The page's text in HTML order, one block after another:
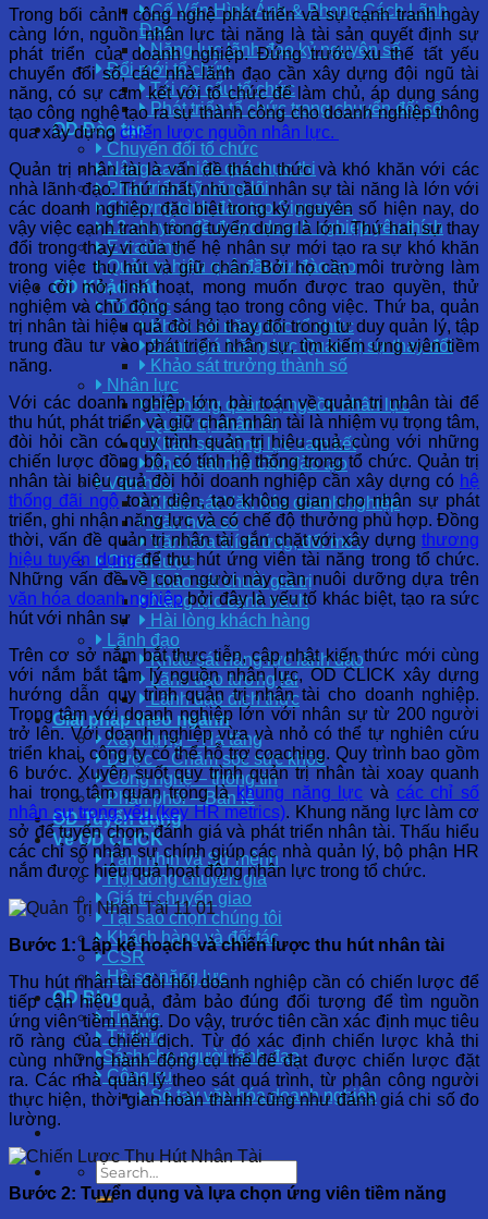
Cố Vấn Hình Ảnh & Phong Cách Lãnh
Đạo
Năng lực lãnh đạo kỷ nguyên số
Đổi mới tổ chức
Tái cơ cấu tổ chức
Phát triển tổ chức trong chuyển đổi số
OD Đào tạo
Chuyển đổi tổ chức
Nâng cao hiệu quả thực thi
Phát triển kỹ năng lõi
Chương trình đào tạo Signature
12 chuyên đề được doanh nghiệp yêu thích
E-training
Quản trị hiệu quả đầu tư đào tạo
OD Khảo sát
Tổ chức
Khảo sát năng lực tổ chức
Đánh giá Năng lực Quản trị sự thay đổi
Khảo sát trưởng thành số
Nhân lực
Hệ thống quản trị nguồn nhân lực
Quản trị nhân tài
Khảo sát động lực cam kết
Khảo sát nhu cầu đào tạo
Văn hóa
Khảo sát Văn hóa doanh nghiệp
Văn hóa số
Văn hóa thích ứng, đổi mới
Chiến lược
Khảo sát chuỗi giá trị
Năng lực cạnh tranh
Hài lòng khách hàng
Lãnh đạo
Khảo sát năng lực lãnh đạo
Lãnh đạo tương lai
Lãnh đạo đích thực
Giải pháp theo ngành
Xây dựng – Hạ tầng
Dược – Chăm sóc sức khỏe
Công nghệ – thông tin
Phân phối – Bán lẻ
OD Tuyển dụng
Về OD CLICK
Tầm nhìn và Sứ mệnh
Hội đồng chuyên gia
Giá trị chuyển giao
Tại sao chọn chúng tôi
Khách hàng và đối tác
CSR
Hồ sơ năng lực
OD Blog
Tin tức
Tri thức
Sách cho người lãnh đạo
Công cụ
Sổ tay văn hóa doanh nghiệp
Trong bối cảnh công nghệ phát triển và sự cạnh tranh ngày
càng lớn, nguồn nhân lực tài năng là tài sản quyết định sự
phát triển của doanh nghiệp. Đứng trước xu thế tất yếu
chuyển đổi số, các nhà lãnh đạo cần xây dựng đội ngũ tài
năng, có sự cam kết với tổ chức để làm chủ, áp dụng sáng
tạo công nghệ tạo ra sự thành công cho doanh nghiệp thông
qua xây dựng chiến lược nguồn nhân lực.
Quản trị nhân tài là vấn đề thách thức và khó khăn với các
nhà lãnh đạo. Thứ nhất, nhu cầu nhân sự tài năng là lớn với
các doanh nghiệp, đặc biệt trong kỷ nguyên số hiện nay, do
vậy việc cạnh tranh trong tuyển dụng là lớn. Thứ hai, sự thay
đổi trong thay vi của thế hệ nhân sự mới tạo ra sự khó khăn
trong việc thu hút và giữ chân. Bởi họ cần môi trường làm
việc cởi mở, linh hoạt, mong muốn được trao quyền, thử
nghiệm và chủ động sáng tạo trong công việc. Thứ ba, quản
trị nhân tài hiệu quả đòi hỏi thay đổi trong tư duy quản lý, tập
trung đầu tư vào phát triển nhân sự, tìm kiếm ứng viên tiềm
năng.
Với các doanh nghiệp lớn, bài toán về quản trị nhân tài để
thu hút, phát triển và giữ chân nhân tài là nhiệm vụ trọng tâm,
đòi hỏi cần có quy trình quản trị hiệu quả, cùng với những
chiến lược đồng bộ, có tính hệ thống trong tổ chức.Quản trị
nhân tài hiệu quả đòi hỏi doanh nghiệp cần xây dựng có hệ
thống đãi ngộ toàn diện, tạo không gian cho nhân sự phát
triển, ghi nhận năng lực và có chế độ thưởng phù hợp. Đồng
thời, vấn đề quản trị nhân tài gắn chặt với xây dựng thương
hiệu tuyển dụngđể thu hút ứng viên tài năng trong tổ chức.
Những vấn đề về con người này cần nuôi dưỡng dựa trên
văn hóa doanh nghiệpbởi đây là yếu tố khác biệt, tạo ra sức
hút với nhân sự
Trên cơ sở nắm bắt thực tiễn, cập nhật kiến thức mới cùng
với nắm bắt tâm lý nguồn nhân lực, OD CLICK xây dựng
hướng dẫn quy trình quản trị nhân tài cho doanh nghiệp.
Trọng tâm với doanh nghiệp lớn với nhân sự từ 200 người
trở lên. Với doanh nghiệp vừa và nhỏ có thể tự nghiên cứu
triển khai, công ty có thể hỗ trợ coaching. Quy trình bao gồm
6 bước. Xuyên suốt quy trình quản trị nhân tài xoay quanh
hai trọng tâm quan trọng làkhung năng lực và các chỉ số
nhân sự trọng yếu (key HR metrics). Khung năng lực làm cơ
sở để tuyển chọn, đánh giá và phát triển nhân tài. Thấu hiểu
các chỉ số nhân sự chính giúp các nhà quản lý, bộ phận HR
nắm được hiệu quả hoạt động nhân lực trong tổ chức.
Bước 1: Lập kế hoạch và chiến lược thu hút nhân tài
Thu hút nhân tài đòi hỏi doanh nghiệp cần có chiến lược để
tiếp cận hiệu quả, đảm bảo đúng đối tượng để tìm nguồn
ứng viên tiềm năng. Do vậy, trước tiên cần xác định mục tiêu
rõ ràng của chiến dịch. Từ đó xác định chiến lược khả thi
cùng những hành động cụ thể để đạt được chiến lược đặt
ra. Các nhà quản lý theo sát quá trình, từ phân công người
thực hiện, thời gian hoàn thành cũng như đánh giá chi số đo
lường.
Bước 2: Tuyển dụng và lựa chọn ứng viên tiềm năng